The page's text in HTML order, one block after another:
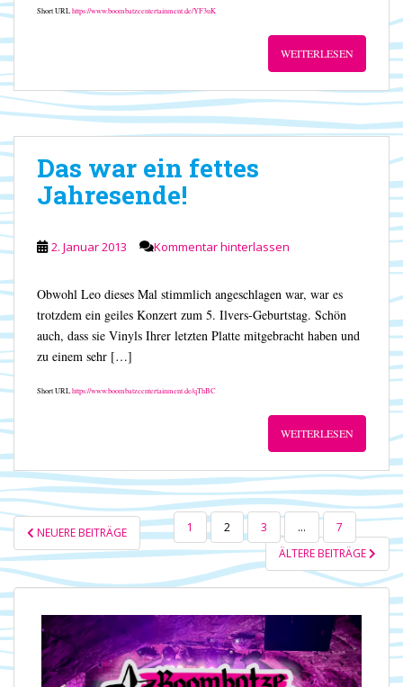
Short URLhttps://www.boombatzeentertainment.de/YF3uK
WEITERLESEN
Das war ein fettes
Jahresende!
2. Januar 2013 Kommentar hinterlassen
Obwohl Leo dieses Mal stimmlich angeschlagen war, war es
trotzdem ein geiles Konzert zum 5. Ilvers-Geburtstag. Schön
auch, dass sie Vinyls Ihrer letzten Platte mitgebracht haben und
zu einem sehr […]
Short URLhttps://www.boombatzeentertainment.de/qThBC
WEITERLESEN
SEITENNUMMERIERUNG
DER
BEITRÄGE
NEUERE BEITRÄGE 1 2 3 …
7
ÄLTERE BEITRÄGE